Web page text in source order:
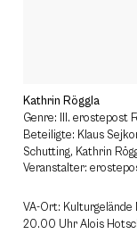
Kathrin Röggla
Genre: III. erostepost
Beteiligte: Klaus
Schutting, Kathrin
Veranstalter:
VA-Ort:
20.00 Uhr Alois